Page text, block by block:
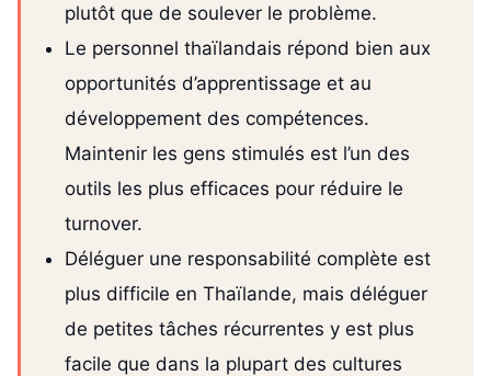
plutôt que de soulever le problème.
Le personnel thaïlandais répond bien aux
opportunités d’apprentissage et au
développement des compétences.
Maintenir les gens stimulés est l’un des
outils les plus efficaces pour réduire le
turnover.
Déléguer une responsabilité complète est
plus difficile en Thaïlande, mais déléguer
de petites tâches récurrentes y est plus
facile que dans la plupart des cultures